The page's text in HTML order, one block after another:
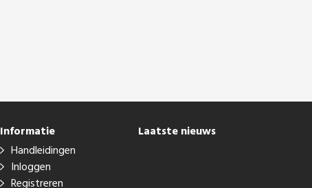
Informatie
Handleidingen
Inloggen
Registreren
Laatste nieuws